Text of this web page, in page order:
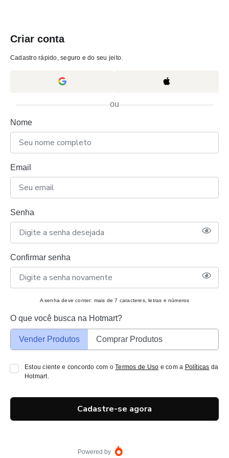
Criar conta
Cadastro rápido, seguro e do seu jeito.
ou
Nome
Email
Senha
Confirmar senha
A senha deve conter: mais de 7 caracteres, letras e números
O que você busca na Hotmart?
Vender Produtos Comprar Produtos
Estou ciente e concordo com oTermos de Uso e com a Políticas da
Hotmart.
Cadastre-se agora
Powered by